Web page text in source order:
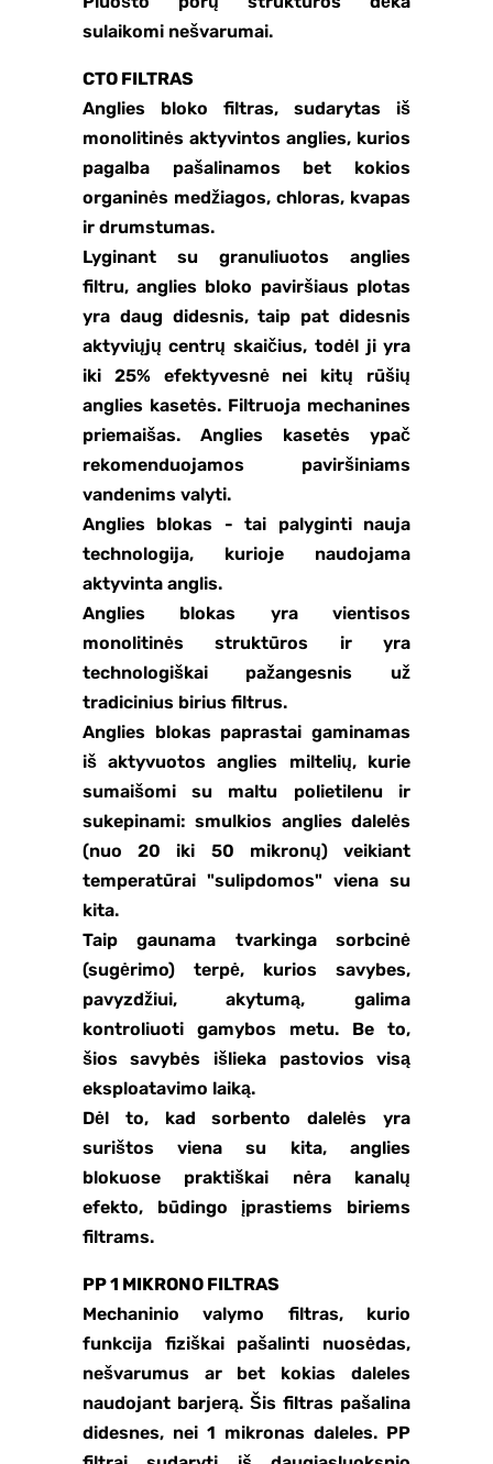
sulaikomi nešvarumai.
CTO FILTRAS
Anglies bloko filtras, sudarytas iš
monolitinės aktyvintos anglies, kurios
pagalba pašalinamos bet kokios
organinės medžiagos, chloras, kvapas
ir drumstumas.
Lyginant su granuliuotos anglies
filtru, anglies bloko paviršiaus plotas
yra daug didesnis, taip pat didesnis
aktyviųjų centrų skaičius, todėl ji yra
iki 25% efektyvesnė nei kitų rūšių
anglies kasetės. Filtruoja mechanines
priemaišas. Anglies kasetės ypač
rekomenduojamos paviršiniams
vandenims valyti.
Anglies blokas - tai palyginti nauja
technologija, kurioje naudojama
aktyvinta anglis.
Anglies blokas yra vientisos
monolitinės struktūros ir yra
technologiškai pažangesnis už
tradicinius birius filtrus.
Anglies blokas paprastai gaminamas
iš aktyvuotos anglies miltelių, kurie
sumaišomi su maltu polietilenu ir
sukepinami: smulkios anglies dalelės
(nuo 20 iki 50 mikronų) veikiant
temperatūrai "sulipdomos" viena su
kita.
Taip gaunama tvarkinga sorbcinė
(sugėrimo) terpė, kurios savybes,
pavyzdžiui, akytumą, galima
kontroliuoti gamybos metu. Be to,
šios savybės išlieka pastovios visą
eksploatavimo laiką.
Dėl to, kad sorbento dalelės yra
surištos viena su kita, anglies
blokuose praktiškai nėra kanalų
efekto, būdingo įprastiems biriems
filtrams.
PP 1 MIKRONO FILTRAS
Mechaninio valymo filtras, kurio
funkcija fiziškai pašalinti nuosėdas,
nešvarumus ar bet kokias daleles
naudojant barjerą. Šis filtras pašalina
didesnes, nei 1 mikronas daleles. PP